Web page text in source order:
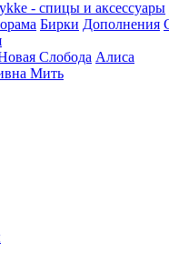
- спицы и аксессуары
Бирки Дополнения
Слобода Алиса
Мить